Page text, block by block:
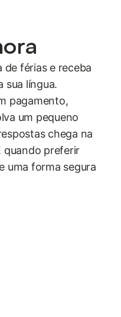
de férias e receba
sua língua.
pagamento,
um pequeno
chega na
quando preferir
uma forma segura